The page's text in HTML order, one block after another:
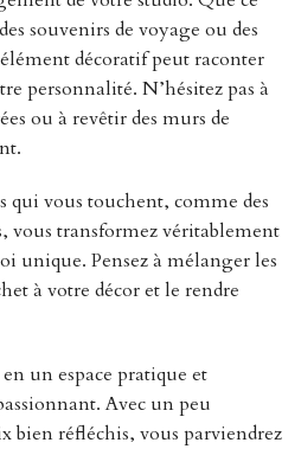
souvenirs de voyage ou des
décoratif peut raconter
personnalité. N’hésitez pas à
ou à revêtir des murs de
qui vous touchent, comme des
vous transformez véritablement
unique. Pensez à mélanger les
à votre décor et le rendre
un espace pratique et
Avec un peu
bien réfléchis, vous parviendrez